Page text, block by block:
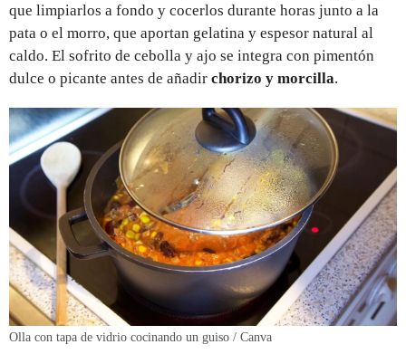
que limpiarlos a fondo y cocerlos durante horas junto a la
pata o el morro, que aportan gelatina y espesor natural al
caldo. El sofrito de cebolla y ajo se integra con pimentón
dulce o picante antes de añadir chorizo y morcilla.
Olla con tapa de vidrio cocinando un guiso / Canva